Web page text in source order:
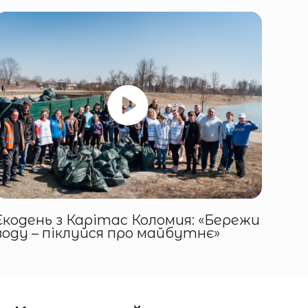
з Карітас Коломия: «Бережи
– піклуйся про майбутнє»